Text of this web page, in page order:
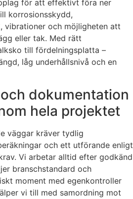
för att effektivt föra ner
korrosionsskydd,
vibrationer och möjligheten att
eller tak. Med rätt
till fördelningsplatta –
låg underhållsnivå och en
dokumentation
hela projektet
väggar kräver tydlig
och ett utförande enligt
Vi arbetar alltid efter godkänd
branschstandard och
moment med egenkontroller
vi till med samordning mot